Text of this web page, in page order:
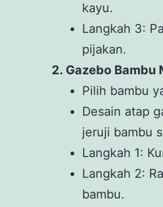
kayu.
Langkah 3:
pijakan.
2. Gazebo Bambu
Pilih bambu
Desain atap
jeruji bambu
Langkah 1:
Langkah 2:
bambu.